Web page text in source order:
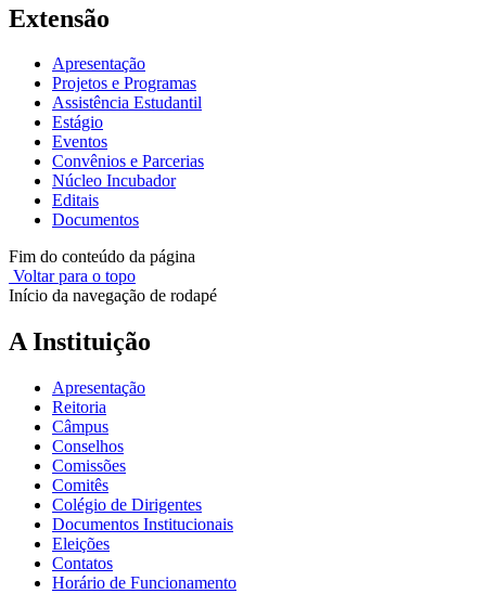
Extensão
Apresentação
Projetos e Programas
Assistência Estudantil
Estágio
Eventos
Convênios e Parcerias
Núcleo Incubador
Editais
Documentos
Fim do conteúdo da página
Voltar para o topo
Início da navegação de rodapé
A Instituição
Apresentação
Reitoria
Câmpus
Conselhos
Comissões
Comitês
Colégio de Dirigentes
Documentos Institucionais
Eleições
Contatos
Horário de Funcionamento